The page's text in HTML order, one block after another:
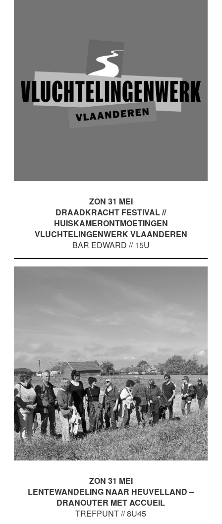
ZON 31 MEI
DRAADKRACHT FESTIVAL //
HUISKAMERONTMOETINGEN
VLUCHTELINGENWERK VLAANDEREN
BAR EDWARD // 15U
ZON 31 MEI
LENTEWANDELING NAAR HEUVELLAND –
DRANOUTER MET ACCUEIL
TREFPUNT // 8U45